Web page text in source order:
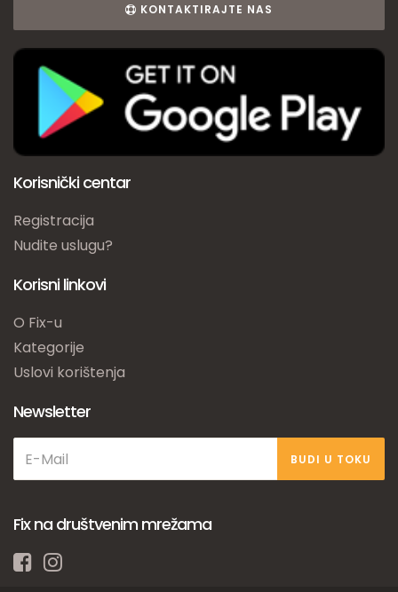
KONTAKTIRAJTE NAS
Korisnički centar
Registracija
Nudite uslugu?
Korisni linkovi
O Fix-u
Kategorije
Uslovi korištenja
Newsletter
BUDI U TOKU
Fix na društvenim mrežama